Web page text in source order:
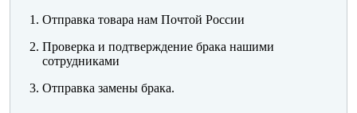
Отправка товара нам Почтой России
Проверка и подтверждение брака нашими
сотрудниками
Отправка замены брака.